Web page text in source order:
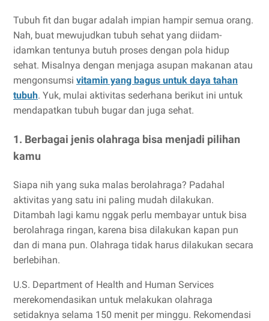
Tubuh fit dan bugar adalah impian hampir semua orang.
Nah, buat mewujudkan tubuh sehat yang diidam-
idamkan tentunya butuh proses dengan pola hidup
sehat. Misalnya dengan menjaga asupan makanan atau
mengonsumsi vitamin yang bagus untuk daya tahan
tubuh. Yuk, mulai aktivitas sederhana berikut ini untuk
mendapatkan tubuh bugar dan juga sehat.
1. Berbagai jenis olahraga bisa menjadi pilihan
kamu
Siapa nih yang suka malas berolahraga? Padahal
aktivitas yang satu ini paling mudah dilakukan.
Ditambah lagi kamu nggak perlu membayar untuk bisa
berolahraga ringan, karena bisa dilakukan kapan pun
dan di mana pun. Olahraga tidak harus dilakukan secara
berlebihan.
U.S. Department of Health and Human Services
merekomendasikan untuk melakukan olahraga
setidaknya selama 150 menit per minggu. Rekomendasi